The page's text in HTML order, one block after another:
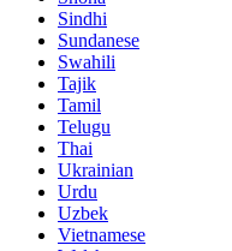
Sindhi
Sundanese
Swahili
Tajik
Tamil
Telugu
Thai
Ukrainian
Urdu
Uzbek
Vietnamese